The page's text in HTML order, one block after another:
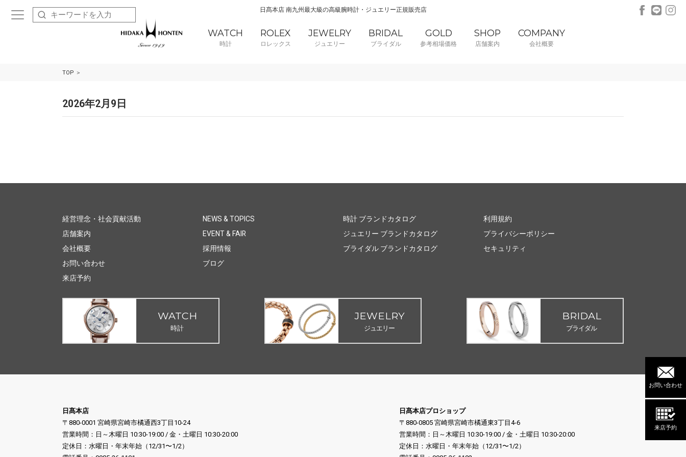
日髙本店 南九州最大級の高級腕時計・ジュエリー正規販売店
WATCH
時計
ROLEX
ロレックス
JEWELRY
ジュエリー
BRIDAL
ブライダル
GOLD
参考相場価格
SHOP
店舗案内
COMPANY
会社概要
お問い合わせ
来店予約
TOP
2026年2月9日
経営理念・社会貢献活動
店舗案内
会社概要
お問い合わせ
来店予約
NEWS & TOPICS
EVENT & FAIR
採用情報
ブログ
時計 ブランドカタログ
ジュエリー ブランドカタログ
ブライダル ブランドカタログ
利用規約
プライバシーポリシー
セキュリティ
WATCH
時計
JEWELRY
ジュエリー
BRIDAL
ブライダル
日髙本店
〒880-0001 宮崎県宮崎市橘通西3丁目10-24
営業時間：日～木曜日 10:30-19:00 / 金・土曜日 10:30-20:00
定休日：水曜日・年末年始（12/31〜1/2）
日髙本店プロショップ
〒880-0805 宮崎県宮崎市橘通東3丁目4-6
営業時間：日～木曜日 10:30-19:00 / 金・土曜日 10:30-20:00
定休日：水曜日・年末年始（12/31〜1/2）